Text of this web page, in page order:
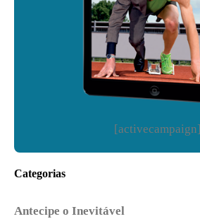
[activecampaign]
Categorias
Antecipe o Inevitável